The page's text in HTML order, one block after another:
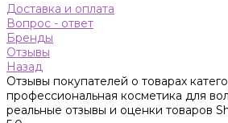
Доставка и оплата
Вопрос - ответ
Бренды
Отзывы
Назад
Отзывы покупателей о товарах
профессиональная косметика для
реальные отзывы и оценки товаров